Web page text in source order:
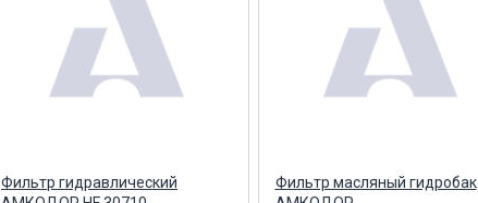
Фильтр гидравлический
Фильтр масляный гидробак